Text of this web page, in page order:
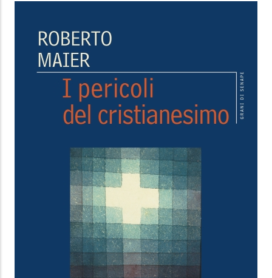
Numeri. Gli anni del deserto
Jonathan Sacks ,Giorgio Berruto
Giuntina
19,99 €